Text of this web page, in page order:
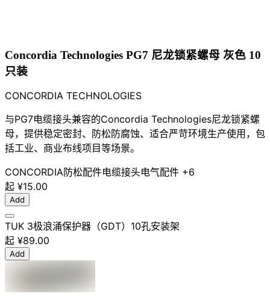
Concordia Technologies PG7 尼龙锁紧螺母 灰色 10
只装
CONCORDIA TECHNOLOGIES
与PG7电缆接头兼容的Concordia Technologies尼龙锁紧螺
母，提供稳定密封、防松防腐蚀、适合严苛环境生产使用，包
括工业、商业布线项目等场景。
CONCORDIA防松配件电缆接头电气配件 +6
起 ¥15.00
Add
TUK 3极浪涌保护器（GDT）10孔安装架
起 ¥89.00
Add